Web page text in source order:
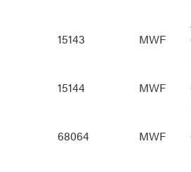
15143 MWF
15144 MWF
68064 MWF